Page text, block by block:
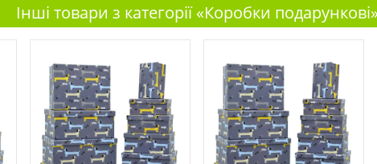
Інші товари з категорії «Коробки